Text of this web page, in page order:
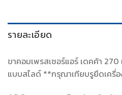
รายละเอียด
ขาคอมเพรสเซอร์แอร์ เดคค้า
แบบสไลด์ **กรุณาเทียบรูยึดเครื่